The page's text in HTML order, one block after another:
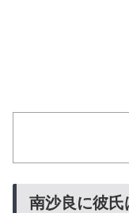
南沙良に彼